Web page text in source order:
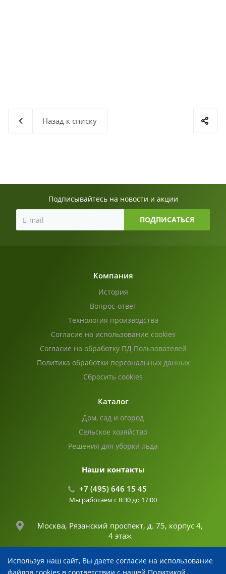
Назад к списку
Подписывайтесь на новости и акции
Компания
История
Вопрос-ответ
Технология производства
Согласие на использование cookies
Согласие на обработку ПД Пользователей
Политика обработки персональных данных
Сбросить cookies
Каталог
Дом, сад и огород
Сельское хозяйство
Решения для уборки льда
Наши контакты
+7 (495) 646 15 45
Мы работаем с 8:30 до 17:00
Москва, Рязанский проспект, д. 75, корпус 4,
4 этаж
info@fertika.com
Используя наш сайт, Вы даете согласие на использование